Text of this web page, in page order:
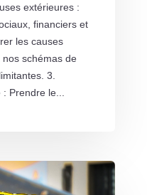
extérieures :
financiers et
les causes
schémas de
3.
Prendre le...